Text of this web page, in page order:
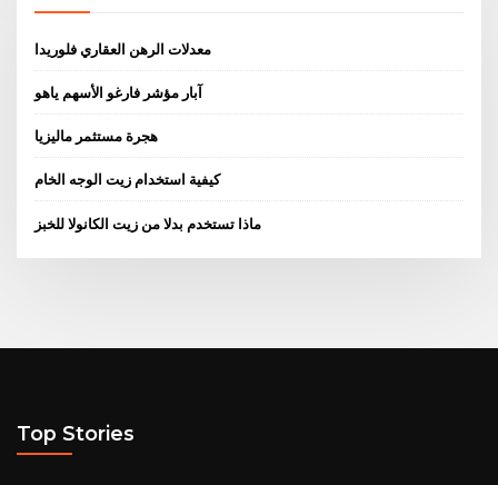
معدلات الرهن العقاري فلوريدا
آبار مؤشر فارغو الأسهم ياهو
هجرة مستثمر ماليزيا
كيفية استخدام زيت الوجه الخام
ماذا تستخدم بدلا من زيت الكانولا للخبز
Top Stories